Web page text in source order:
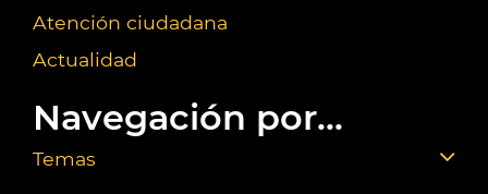
Atención ciudadana
Actualidad
Navegación por...
Temas